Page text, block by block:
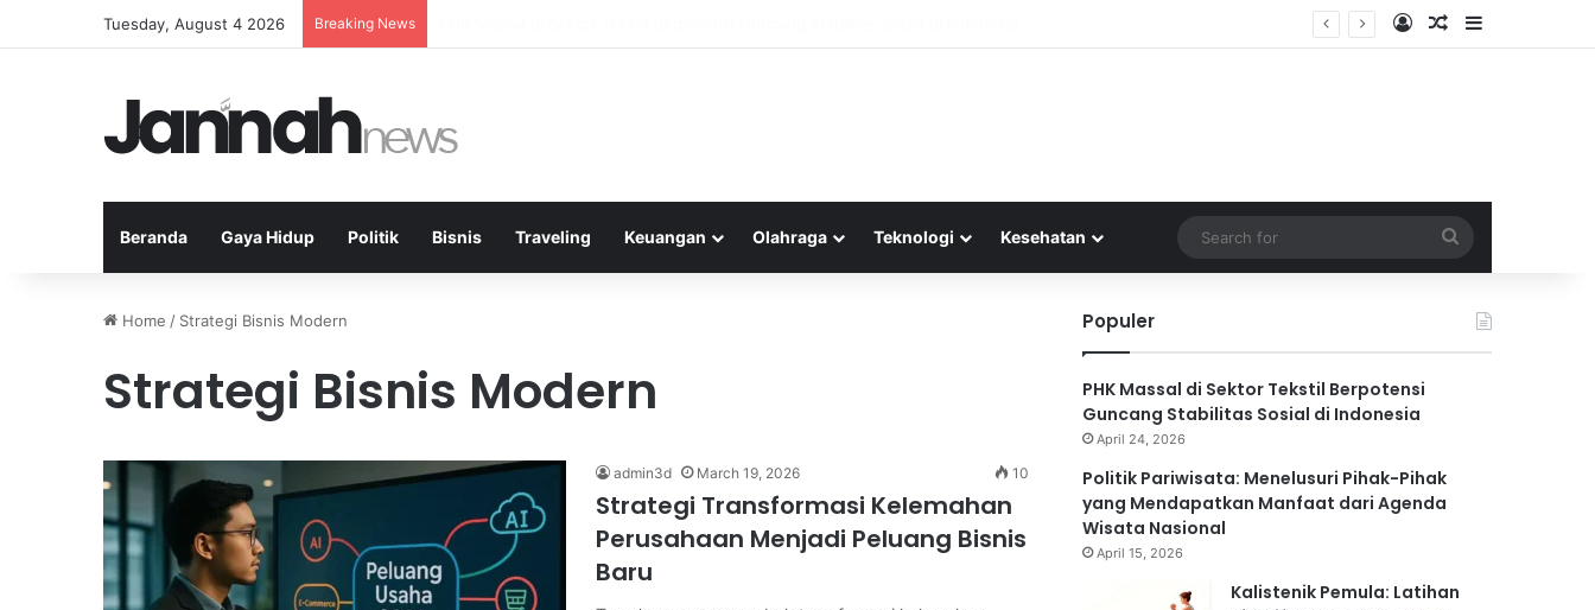
Tuesday, August 4 2026 Breaking News Log InRandom Article
Sidebar
Beranda Gaya Hidup Politik Bisnis Traveling Keuangan Olahraga Teknologi Kesehatan
for
Home / Strategi Bisnis Modern
Strategi Bisnis Modern
admin3d March 19, 2026 10
Strategi Transformasi Kelemahan
Perusahaan Menjadi Peluang Bisnis
Baru
Populer
PHK Massal di Sektor Tekstil Berpotensi
Guncang Stabilitas Sosial di Indonesia
April 24, 2026
Politik Pariwisata: Menelusuri Pihak-Pihak
yang Mendapatkan Manfaat dari Agenda
Wisata Nasional
April 15, 2026
Kalistenik Pemula: Latihan